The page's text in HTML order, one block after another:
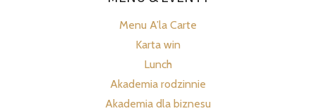
Menu A’la Carte
Karta win
Lunch
Akademia rodzinnie
Akademia dla biznesu